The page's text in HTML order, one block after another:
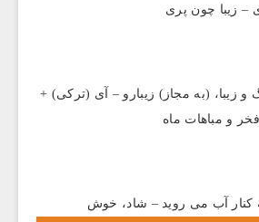
– زیبا چون پری
و زیبا، (به مجاز) زیبارو – آی (ترکی) +
و مباهات ماه
کنار آب می روید – شاد، خوش